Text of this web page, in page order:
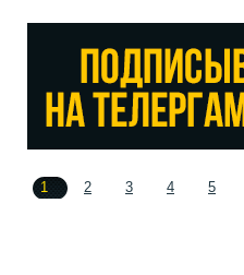
1 2 3 4 5